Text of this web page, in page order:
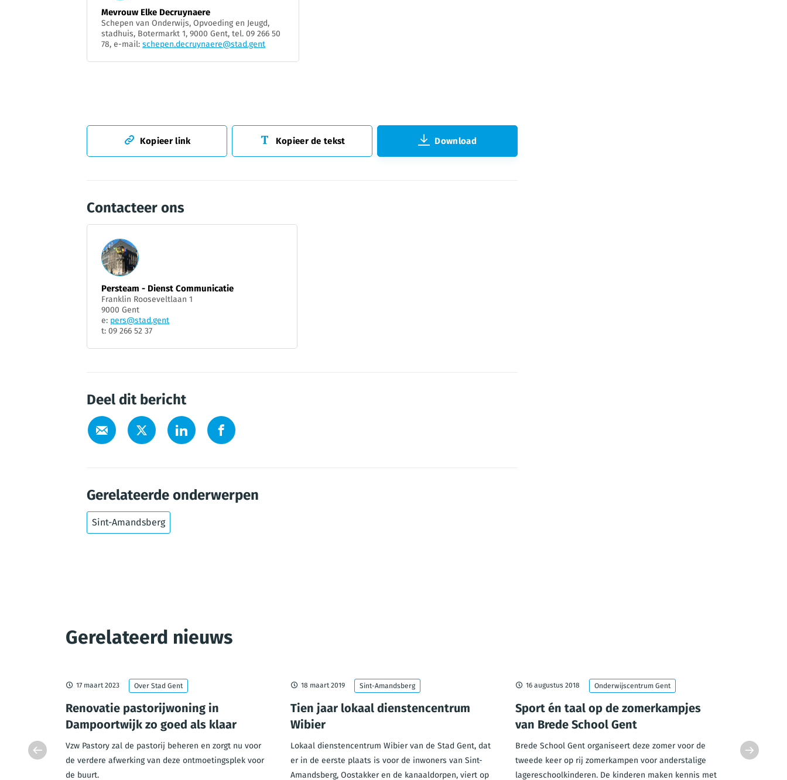
Mevrouw Elke Decruynaere
Schepen van Onderwijs, Opvoeding en Jeugd,
stadhuis, Botermarkt 1, 9000 Gent, tel. 09 266 50
78, e-mail: schepen.decruynaere@stad.gent
Kopieer link Kopieer de tekst Download
Contacteer ons
Persteam - Dienst Communicatie
Franklin Rooseveltlaan 1
9000 Gent
e: pers@stad.gent
t: 09 266 52 37
Deel dit bericht
Gerelateerde onderwerpen
Sint-Amandsberg
Gerelateerd nieuws
Santo is
zijn
17 maart 2023 Over Stad Gent
Renovatie pastorijwoning in
Dampoortwijk zo goed als klaar
Vzw Pastory zal de pastorij beheren en zorgt nu voor
de verdere afwerking van deze ontmoetingsplek voor
de buurt.
18 maart 2019 Sint-Amandsberg
Tien jaar lokaal dienstencentrum
Wibier
Lokaal dienstencentrum Wibier van de Stad Gent, dat
er in de eerste plaats is voor de inwoners van Sint-
Amandsberg, Oostakker en de kanaaldorpen, viert op
16 augustus 2018 Onderwijscentrum Gent
Sport én taal op de zomerkampjes
van Brede School Gent
Brede School Gent organiseert deze zomer voor de
tweede keer op rij zomerkampen voor anderstalige
lagereschoolkinderen. De kinderen maken kennis met
Bouw zelf
van 19 tot